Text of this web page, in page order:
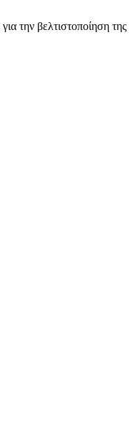
την βελτιστοποίηση της